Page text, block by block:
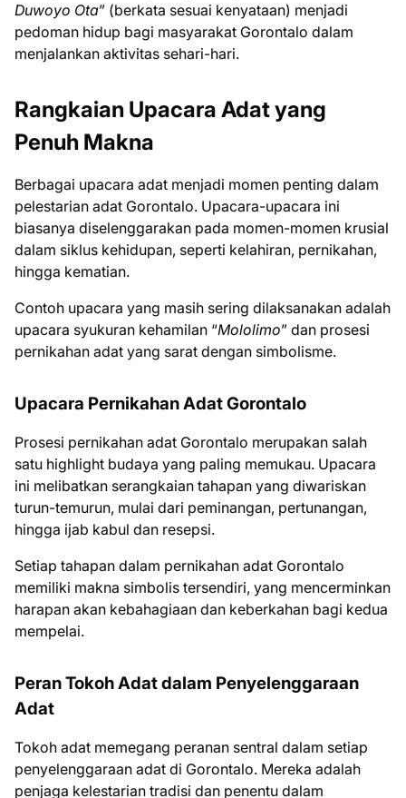
Duwoyo Ota” (berkata sesuai kenyataan) menjadi
pedoman hidup bagi masyarakat Gorontalo dalam
menjalankan aktivitas sehari-hari.
Rangkaian Upacara Adat yang
Penuh Makna
Berbagai upacara adat menjadi momen penting dalam
pelestarian adat Gorontalo. Upacara-upacara ini
biasanya diselenggarakan pada momen-momen krusial
dalam siklus kehidupan, seperti kelahiran, pernikahan,
hingga kematian.
Contoh upacara yang masih sering dilaksanakan adalah
upacara syukuran kehamilan “Mololimo” dan prosesi
pernikahan adat yang sarat dengan simbolisme.
Upacara Pernikahan Adat Gorontalo
Prosesi pernikahan adat Gorontalo merupakan salah
satu highlight budaya yang paling memukau. Upacara
ini melibatkan serangkaian tahapan yang diwariskan
turun-temurun, mulai dari peminangan, pertunangan,
hingga ijab kabul dan resepsi.
Setiap tahapan dalam pernikahan adat Gorontalo
memiliki makna simbolis tersendiri, yang mencerminkan
harapan akan kebahagiaan dan keberkahan bagi kedua
mempelai.
Peran Tokoh Adat dalam Penyelenggaraan
Adat
Tokoh adat memegang peranan sentral dalam setiap
penyelenggaraan adat di Gorontalo. Mereka adalah
penjaga kelestarian tradisi dan penentu dalam